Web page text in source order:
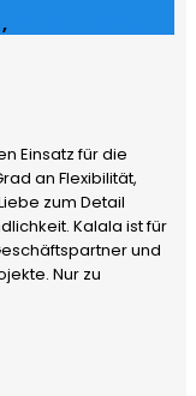
,
Einsatz für die
an Flexibilität,
zum Detail
Kalala ist für
und
Nur zu